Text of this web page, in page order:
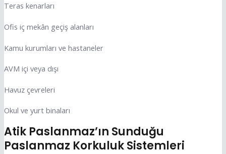
Teras kenarları
Ofis iç mekân geçiş alanları
Kamu kurumları ve hastaneler
AVM içi veya dışı
Havuz çevreleri
Okul ve yurt binaları
Atik Paslanmaz’ın Sunduğu
Paslanmaz Korkuluk Sistemleri